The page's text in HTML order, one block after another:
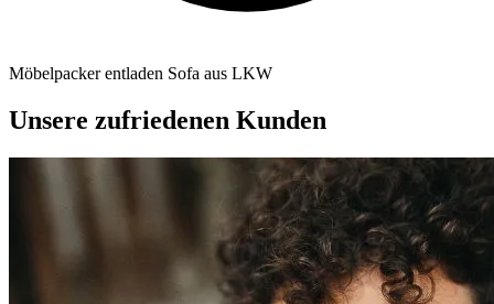
Möbelpacker entladen Sofa aus LKW
Unsere zufriedenen Kunden